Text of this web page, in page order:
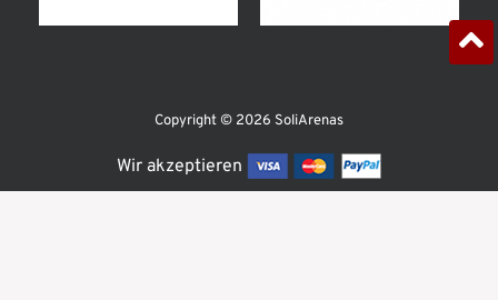
Copyright © 2026 SoliArenas
Wir akzeptieren